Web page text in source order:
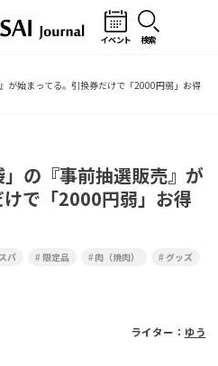
イベント 検索
が始まってる。引換券だけで「2000円弱」お得
の『事前抽選販売』が
で「2000円弱」お得
パ 限定品 肉（焼肉） グッズ
ライター： ゆう